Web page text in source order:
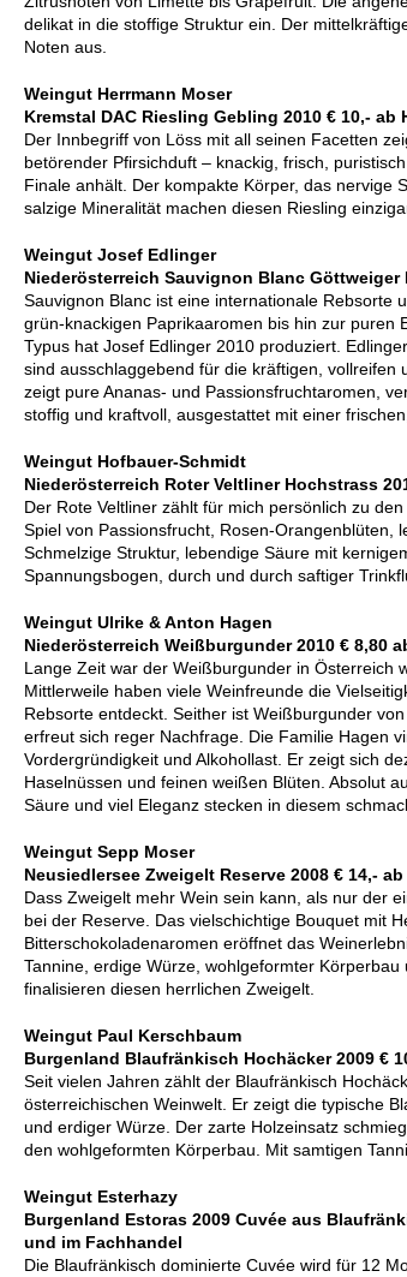
delikat in die stoffige Struktur ein. Der
Noten aus.
Weingut Herrmann Moser
Kremstal DAC Riesling Gebling 2010 € 10,- ab
Der Innbegriff von Löss mit all seinen Facetten
betörender Pfirsichduft – knackig, frisch,
Finale anhält. Der kompakte Körper, das nervige
salzige Mineralität machen diesen Riesling
Weingut Josef Edlinger
Niederösterreich Sauvignon Blanc Göttweiger
Sauvignon Blanc ist eine internationale Rebsorte
grün-knackigen Paprikaaromen bis hin zur puren
Typus hat Josef Edlinger 2010 produziert.
sind ausschlaggebend für die kräftigen,
zeigt pure Ananas- und Passionsfruchtaromen,
stoffig und kraftvoll, ausgestattet mit einer
Weingut Hofbauer-Schmidt
Niederösterreich Roter Veltliner Hochstrass
Der Rote Veltliner zählt für mich persönlich zu
Spiel von Passionsfrucht, Rosen-Orangenblüten,
Schmelzige Struktur, lebendige Säure mit
Spannungsbogen, durch und durch saftiger
Weingut Ulrike & Anton Hagen
Niederösterreich Weißburgunder 2010 € 8,80
Lange Zeit war der Weißburgunder in Österreich
Mittlerweile haben viele Weinfreunde die
Rebsorte entdeckt. Seither ist Weißburgunder
erfreut sich reger Nachfrage. Die Familie Hagen
Vordergründigkeit und Alkohollast. Er zeigt sich
Haselnüssen und feinen weißen Blüten. Absolut
Säure und viel Eleganz stecken in diesem
Weingut Sepp Moser
Neusiedlersee Zweigelt Reserve 2008 € 14,-
Dass Zweigelt mehr Wein sein kann, als nur der
bei der Reserve. Das vielschichtige Bouquet mit
Bitterschokoladenaromen eröffnet das
Tannine, erdige Würze, wohlgeformter
finalisieren diesen herrlichen Zweigelt.
Weingut Paul Kerschbaum
Burgenland Blaufränkisch Hochäcker 2009 €
Seit vielen Jahren zählt der Blaufränkisch
österreichischen Weinwelt. Er zeigt die typische
und erdiger Würze. Der zarte Holzeinsatz
den wohlgeformten Körperbau. Mit samtigen
Weingut Esterhazy
Burgenland Estoras 2009 Cuvée aus
und im Fachhandel
Die Blaufränkisch dominierte Cuvée wird für 12